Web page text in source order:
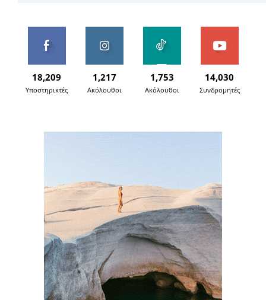
18,209
Υποστηρικτές
1,217
Ακόλουθοι
1,753
Ακόλουθοι
14,030
Συνδρομητές